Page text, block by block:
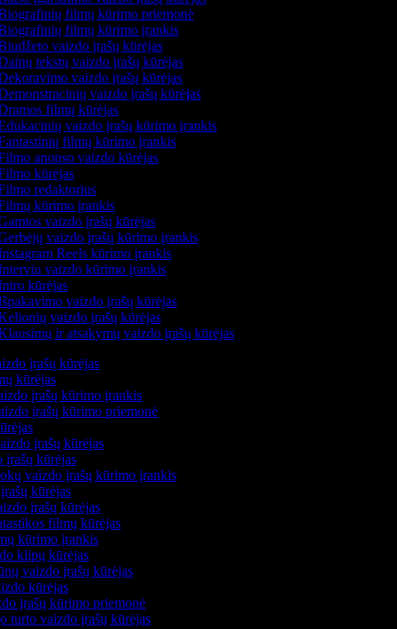
filmų kūrimo priemonė
filmų kūrimo įrankis
vaizdo įrašų kūrėjas
tekstų vaizdo įrašų kūrėjas
vaizdo įrašų kūrėjas
vaizdo įrašų kūrėjas
filmų kūrėjas
vaizdo įrašų kūrimo įrankis
filmų kūrimo įrankis
anonso vaizdo kūrėjas
kūrėjas
redaktorius
kūrimo įrankis
vaizdo įrašų kūrėjas
vaizdo įrašų kūrimo įrankis
Reels kūrimo įrankis
vaizdo kūrimo įrankis
kūrėjas
vaizdo įrašų kūrėjas
vaizdo įrašų kūrėjas
ir atsakymų vaizdo įrašų kūrėjas
įrašų kūrėjas
kūrėjas
įrašų kūrimo įrankis
įrašų kūrimo priemonė
įrašų kūrėjas
įrašų kūrėjas
vaizdo įrašų kūrimo įrankis
kūrėjas
įrašų kūrėjas
filmų kūrėjas
kūrimo įrankis
klipų kūrėjas
vaizdo įrašų kūrėjas
kūrėjas
įrašų kūrimo priemonė
turto vaizdo įrašų kūrėjas